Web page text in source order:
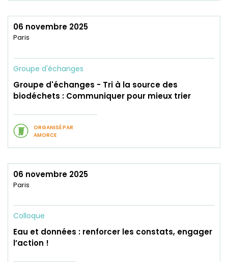
06 novembre 2025
Paris
Groupe d'échanges
Groupe d'échanges - Tri à la source des
biodéchets : Communiquer pour mieux trier
ORGANISÉ PAR
AMORCE
06 novembre 2025
Paris
Colloque
Eau et données : renforcer les constats, engager
l’action !